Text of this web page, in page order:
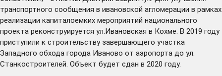
транспортного сообщения в ивановской агломерации в рамках
реализации капиталоемких мероприятий национального
проекта реконструируется ул.Ивановская в Кохме. В 2019 году
приступили к строительству завершающего участка
Западного обхода города Иваново от аэропорта до ул.
Станкостроителей. Объект будет сдан в 2020 году.